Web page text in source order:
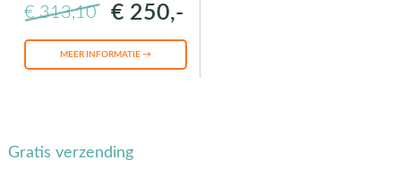
€ 313,10 € 250,-
MEER INFORMATIE →
Gratis verzending